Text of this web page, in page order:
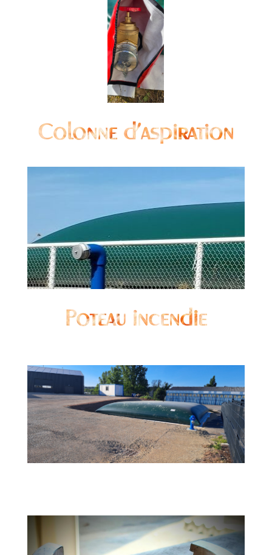
Colonne d'aspiration
Poteau incendie